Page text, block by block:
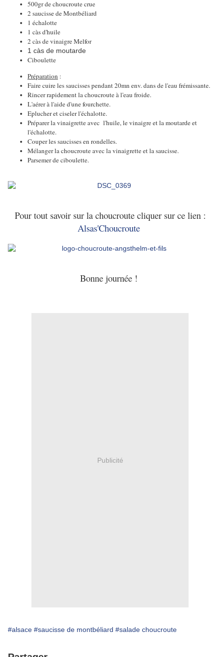
500gr de choucroute crue
2 saucisse de Montbéliard
1 échalotte
1 càs d'huile
2 càs de vinaigre Melfor
1 càs de moutarde
Ciboulette
Préparation :
Faire cuire les saucisses pendant 20mn env. dans de l'eau frémissante.
Rincer rapidement la choucroute à l'eau froide.
L'aérer à l'aide d'une fourchette.
Eplucher et ciseler l'échalotte.
Préparer la vinaigrette avec l'huile, le vinaigre et la moutarde et
l'échalotte.
Couper les saucisses en rondelles.
Mélanger la choucroute avec la vinaigrette et la saucisse.
Parsemer de ciboulette.
Pour tout savoir sur la choucroute cliquer sur ce lien :
Alsas'Choucroute
Bonne journée !
Publicité
#alsace #saucisse de montbéliard #salade choucroute